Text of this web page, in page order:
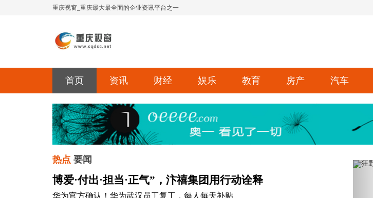
重庆视窗_重庆最大最全面的企业资讯平台之一
首页 资讯 财经 娱乐 教育 房产 汽车
热点 要闻
博爱·付出·担当·正气”，汴禧集团用行动诠释
华为官方确认！华为武汉员工复工，每人每天补贴